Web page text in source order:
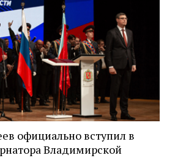
официально вступил в
Владимирской